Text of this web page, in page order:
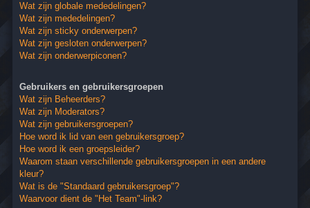
Wat zijn globale mededelingen?
Wat zijn mededelingen?
Wat zijn sticky onderwerpen?
Wat zijn gesloten onderwerpen?
Wat zijn onderwerpiconen?
Gebruikers en gebruikersgroepen
Wat zijn Beheerders?
Wat zijn Moderators?
Wat zijn gebruikersgroepen?
Hoe word ik lid van een gebruikersgroep?
Hoe word ik een groepsleider?
Waarom staan verschillende gebruikersgroepen in een andere
kleur?
Wat is de "Standaard gebruikersgroep"?
Waarvoor dient de "Het Team"-link?